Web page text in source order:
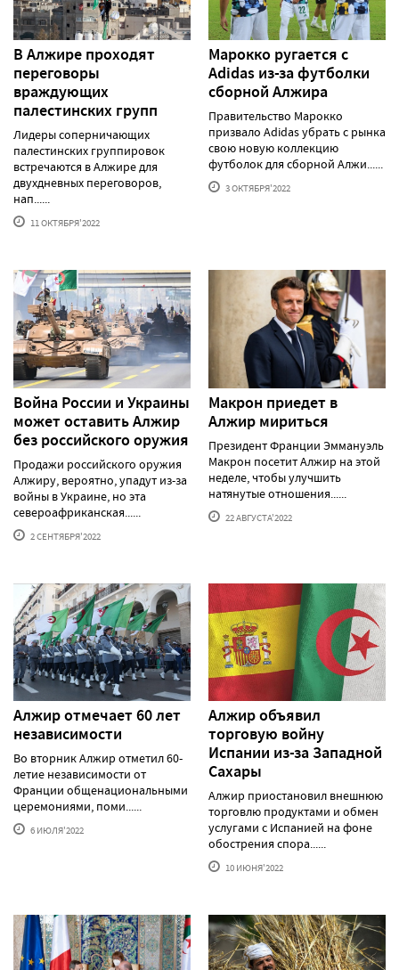
В Алжире проходят
переговоры
враждующих
палестинских групп
Лидеры соперничающих
палестинских группировок
встречаются в Алжире для
двухдневных переговоров,
нап......
11 ОКТЯБРЯ'2022
Марокко ругается с
Adidas из-за футболки
сборной Алжира
Правительство Марокко
призвало Adidas убрать с рынка
свою новую коллекцию
футболок для сборной Алжи......
3 ОКТЯБРЯ'2022
Война России и Украины
может оставить Алжир
без российского оружия
Продажи российского оружия
Алжиру, вероятно, упадут из-за
войны в Украине, но эта
североафриканская......
2 СЕНТЯБРЯ'2022
Макрон приедет в
Алжир мириться
Президент Франции Эммануэль
Макрон посетит Алжир на этой
неделе, чтобы улучшить
натянутые отношения......
22 АВГУСТА'2022
Алжир отмечает 60 лет
независимости
Во вторник Алжир отметил 60-
летие независимости от
Франции общенациональными
церемониями, поми......
6 ИЮЛЯ'2022
Алжир объявил
торговую войну
Испании из-за Западной
Сахары
Алжир приостановил внешнюю
торговлю продуктами и обмен
услугами с Испанией на фоне
обострения спора......
10 ИЮНЯ'2022